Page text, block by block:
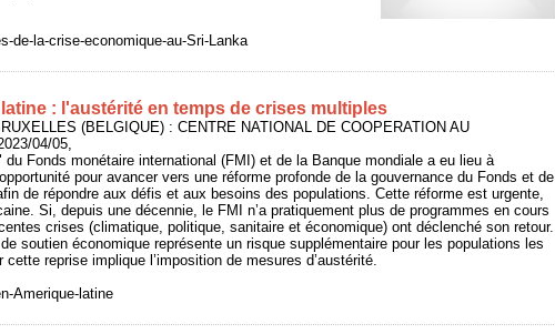
de-la-crise-economique-au-Sri-Lanka
: l'austérité en temps de crises multiples
(BELGIQUE) : CENTRE NATIONAL DE COOPERATION AU
04/05,
Fonds monétaire international (FMI) et de la Banque mondiale a eu lieu à
pour avancer vers une réforme profonde de la gouvernance du Fonds et de
de répondre aux défis et aux besoins des populations. Cette réforme est urgente,
Si, depuis une décennie, le FMI n’a pratiquement plus de programmes en cours
crises (climatique, politique, sanitaire et économique) ont déclenché son retour.
soutien économique représente un risque supplémentaire pour les populations les
reprise implique l’imposition de mesures d’austérité.
Amerique-latine